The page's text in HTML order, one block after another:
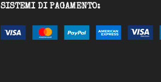
SISTEMI DI PAGAMENTO: